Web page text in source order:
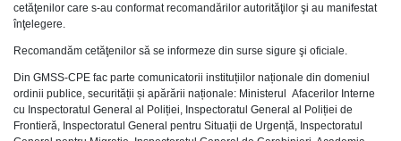
cetăţenilor care s-au conformat recomandărilor autorităţilor şi au manifestat
înţelegere.
Recomandăm cetăţenilor să se informeze din surse sigure şi oficiale.
Din GMSS-CPE fac parte comunicatorii instituțiilor naționale din domeniul
ordinii publice, securității și apărării naționale: Ministerul Afacerilor Interne
cu Inspectoratul General al Poliției, Inspectoratul General al Poliției de
Frontieră, Inspectoratul General pentru Situații de Urgență, Inspectoratul